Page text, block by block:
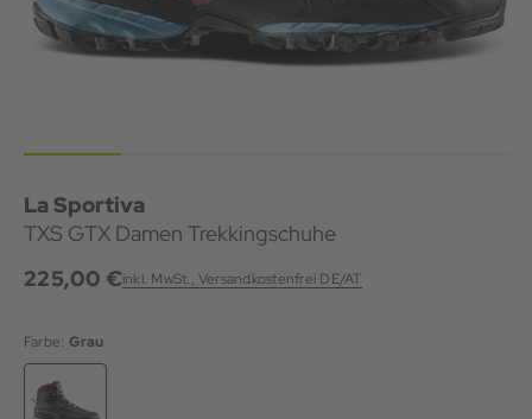
La Sportiva
TXS GTX Damen Trekkingschuhe
225,00 €inkl. MwSt., Versandkostenfrei DE/AT
Farbe: Grau